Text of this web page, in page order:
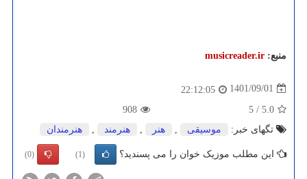
منبع: musicreader.ir
1401/09/01
22:12:05
5.0
/
5
908
تگهای خبر:
موسیقی هنر هنرمند هنرمندان
این مطلب موزیک خوان را می پسندید؟ (1)
(0)